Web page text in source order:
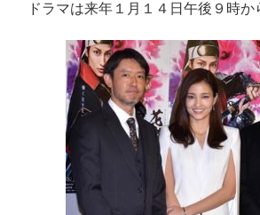
ドラマは来年１月１４日午後９時か